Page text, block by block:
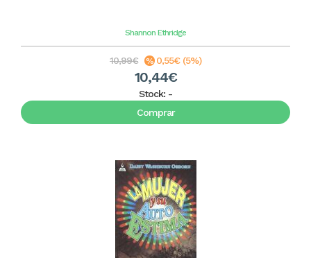
Shannon Ethridge
10,99€ 0,55€ (5%)
10,44€
Stock: -
Comprar